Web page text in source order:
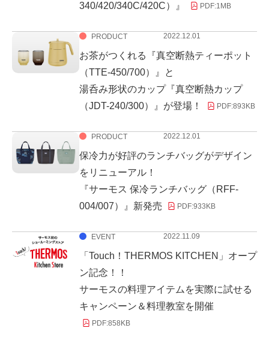
340/420/340C/420C）』
PDF:1MB
PRODUCT 2022.12.01
お茶がつくれる『真空断熱ティーポット
（TTE-450/700）』と
湯呑み形状のカップ『真空断熱カップ
（JDT-240/300）』が登場！
PDF:893KB
PRODUCT 2022.12.01
保冷力が好評のランチバッグがデザイン
をリニューアル！
『サーモス 保冷ランチバッグ（RFF-
004/007）』新発売
PDF:933KB
EVENT 2022.11.09
「Touch！THERMOS KITCHEN」オープ
ン記念！！
サーモスの料理アイテムを実際に試せる
キャンペーン＆料理教室を開催
PDF:858KB